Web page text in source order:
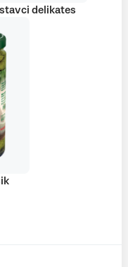
delikates